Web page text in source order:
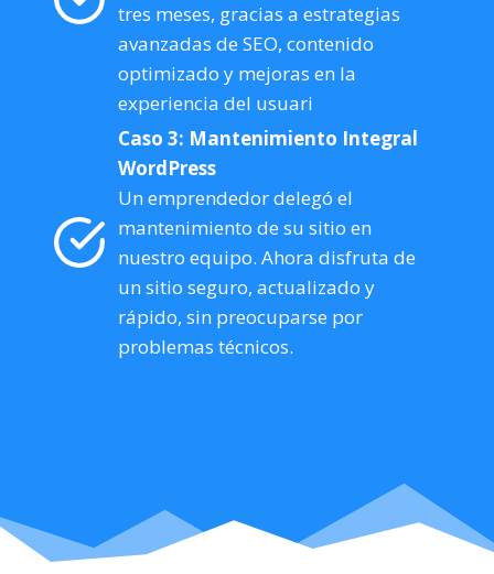
tres meses, gracias a estrategias
avanzadas de SEO, contenido
optimizado y mejoras en la
experiencia del usuari
Caso 3: Mantenimiento Integral
WordPress
Un emprendedor delegó el
mantenimiento de su sitio en
nuestro equipo. Ahora disfruta de
un sitio seguro, actualizado y
rápido, sin preocuparse por
problemas técnicos.